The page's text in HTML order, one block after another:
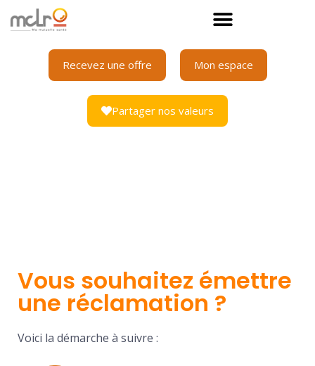
Recevez une offre Mon espace
Partager nos valeurs
Vous souhaitez émettre
une réclamation ?
Voici la démarche à suivre :
Panneau de gestion des cookies